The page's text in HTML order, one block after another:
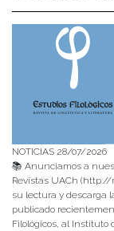
NOTICIAS 28/07/2026
📚 Anunciamos a
Revistas UACh
su lectura y descarga
publicado
Filológicos, al